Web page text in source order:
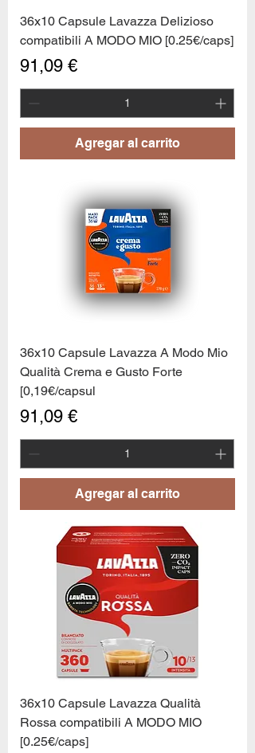
36x10 Capsule Lavazza Delizioso
compatibili A MODO MIO [0.25€/caps]
Precio
91,09 €
Agregar al carrito
36x10 Capsule Lavazza A Modo Mio
Qualità Crema e Gusto Forte
[0,19€/capsul
Precio
91,09 €
Agregar al carrito
36x10 Capsule Lavazza Qualità
Rossa compatibili A MODO MIO
[0.25€/caps]